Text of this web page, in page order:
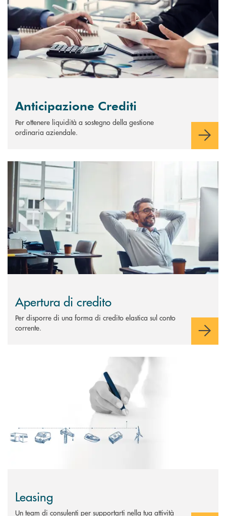
Anticipazione Crediti
Per ottenere liquidità a sostegno della gestione
ordinaria aziendale.
Scopri di più Apertura di credito
Apertura di credito
Per disporre di una forma di credito elastica sul conto
corrente.
Leasing
Un team di consulenti per supportarti nella tua attività